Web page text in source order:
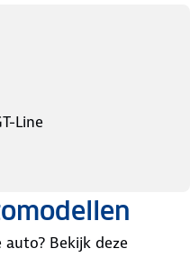
Line
auto? Bekijk deze